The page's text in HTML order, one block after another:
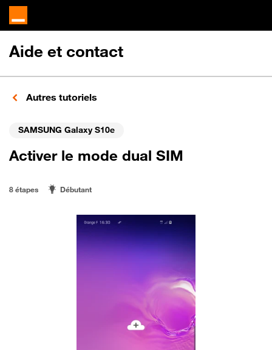
Aide et contact
Autres tutoriels
SAMSUNG Galaxy S10e
Activer le mode dual SIM
8 étapes Débutant